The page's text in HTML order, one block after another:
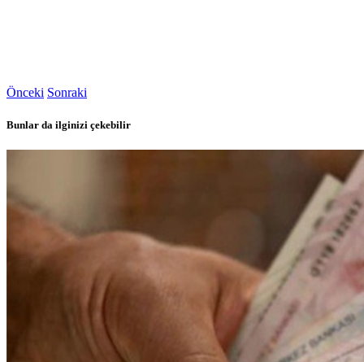
Önceki Sonraki
Bunlar da ilginizi çekebilir